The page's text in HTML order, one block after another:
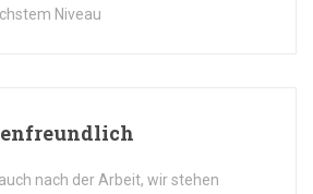
Niveau
nach der Arbeit, wir stehen